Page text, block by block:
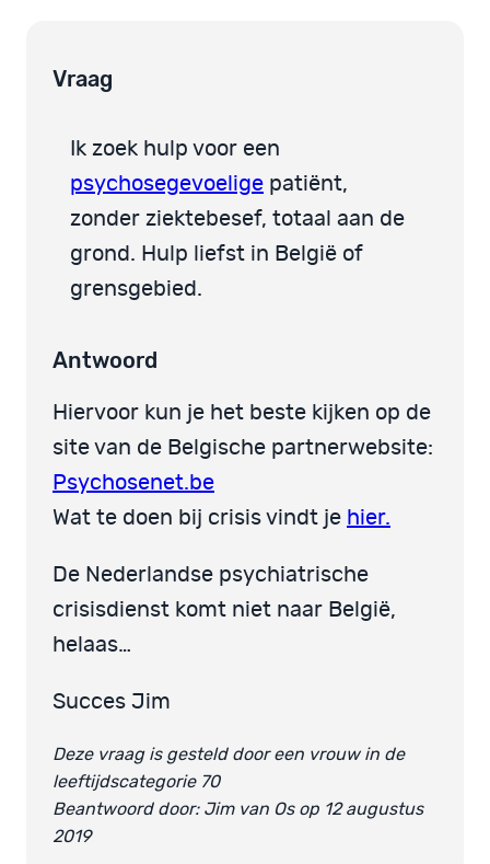
Vraag
Ik zoek hulp voor een
psychosegevoelige patiënt,
zonder ziektebesef, totaal aan de
grond. Hulp liefst in België of
grensgebied.
Antwoord
Hiervoor kun je het beste kijken op de
site van de Belgische partnerwebsite:
Psychosenet.be
Wat te doen bij crisis vindt je hier.
De Nederlandse psychiatrische
crisisdienst komt niet naar België,
helaas…
Succes Jim
Deze vraag is gesteld door een vrouw in de
leeftijdscategorie 70
Beantwoord door: Jim van Os op 12 augustus
2019